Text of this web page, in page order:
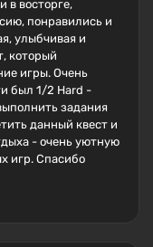
в восторге,
понравились и
улыбчивая и
который
игры. Очень
был 1/2 Hard -
задания
данный квест и
- очень уютную
игр. Спасибо